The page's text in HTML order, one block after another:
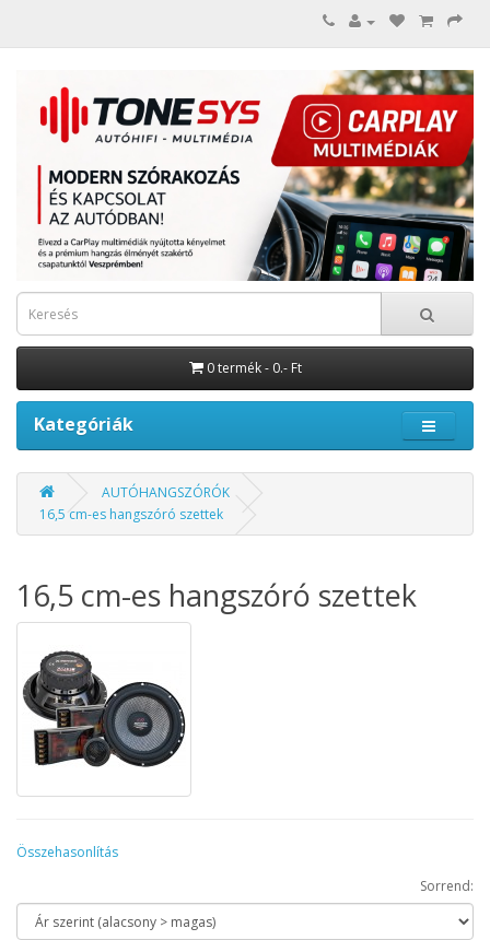
0 termék - 0.- Ft
Kategóriák
AUTÓHANGSZÓRÓK
16,5 cm-es hangszóró szettek
16,5 cm-es hangszóró szettek
Összehasonlítás
Sorrend: